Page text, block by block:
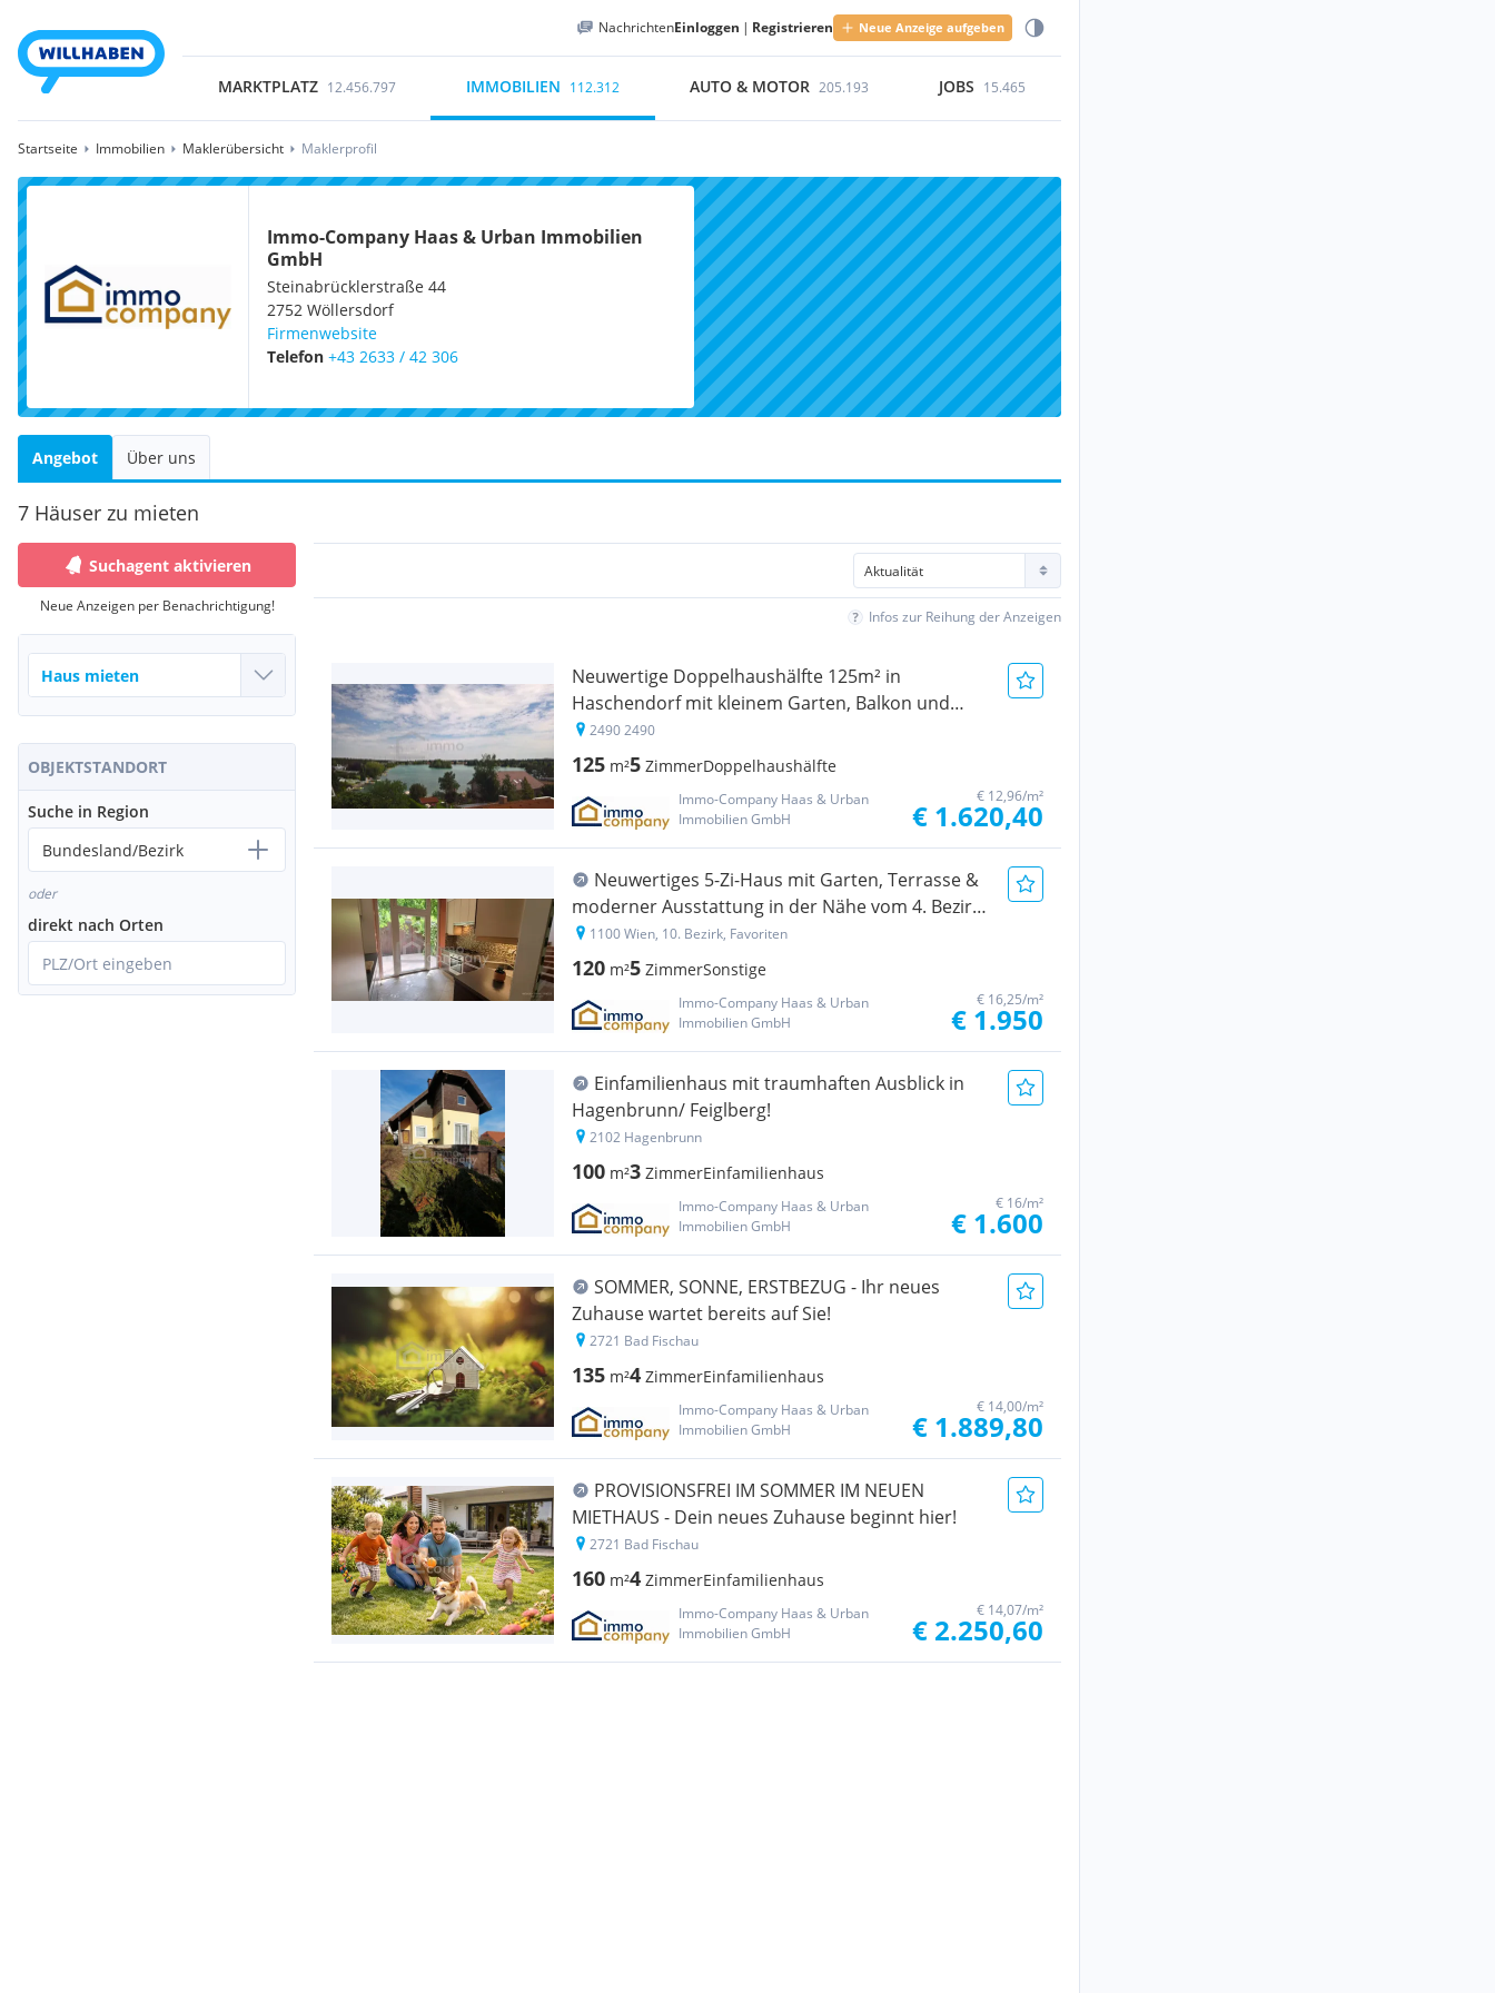
NachrichtenEinloggen | Registrieren Neue Anzeige aufgeben
MARKTPLATZ 12.456.797 IMMOBILIEN 112.312 AUTO & MOTOR 205.193 JOBS 15.465
Startseite Immobilien Maklerübersicht Maklerprofil
Immo-Company Haas & Urban Immobilien
GmbH
Steinabrücklerstraße 44
2752 Wöllersdorf
Firmenwebsite
Telefon +43 2633 / 42 306
Angebot Über uns
7 Häuser zu mieten
Suchagent aktivieren
Neue Anzeigen per Benachrichtigung!
OBJEKTSTANDORT
Suche in Region
Bundesland/Bezirk
oder
direkt nach Orten
PLZ/Ort eingeben
Infos zur Reihung der Anzeigen
Neuwertige Doppelhaushälfte 125m² in
Haschendorf mit kleinem Garten, Balkon und
Seezugang
2490 2490
125 m²5 ZimmerDoppelhaushälfte
Immo-Company Haas & Urban
Immobilien GmbH
€ 12,96/m²
€ 1.620,40
Neuwertiges 5-Zi-Haus mit Garten, Terrasse &
moderner Ausstattung in der Nähe vom 4. Bezirk
zu mieten!
1100 Wien, 10. Bezirk, Favoriten
120 m²5 ZimmerSonstige
Immo-Company Haas & Urban
Immobilien GmbH
€ 16,25/m²
€ 1.950
Einfamilienhaus mit traumhaften Ausblick in
Hagenbrunn/ Feiglberg!
2102 Hagenbrunn
100 m²3 ZimmerEinfamilienhaus
Immo-Company Haas & Urban
Immobilien GmbH
€ 16/m²
€ 1.600
SOMMER, SONNE, ERSTBEZUG - Ihr neues
Zuhause wartet bereits auf Sie!
2721 Bad Fischau
135 m²4 ZimmerEinfamilienhaus
Immo-Company Haas & Urban
Immobilien GmbH
€ 14,00/m²
€ 1.889,80
PROVISIONSFREI IM SOMMER IM NEUEN
MIETHAUS - Dein neues Zuhause beginnt hier!
2721 Bad Fischau
160 m²4 ZimmerEinfamilienhaus
Immo-Company Haas & Urban
Immobilien GmbH
€ 14,07/m²
€ 2.250,60